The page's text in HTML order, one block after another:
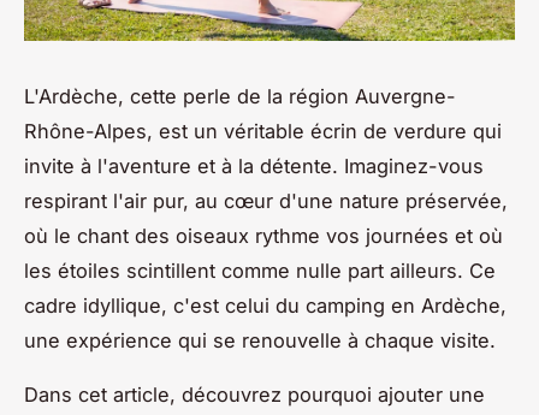
L'Ardèche, cette perle de la région Auvergne-
Rhône-Alpes, est un véritable écrin de verdure qui
invite à l'aventure et à la détente. Imaginez-vous
respirant l'air pur, au cœur d'une nature préservée,
où le chant des oiseaux rythme vos journées et où
les étoiles scintillent comme nulle part ailleurs. Ce
cadre idyllique, c'est celui du camping en Ardèche,
une expérience qui se renouvelle à chaque visite.
Dans cet article, découvrez pourquoi ajouter une